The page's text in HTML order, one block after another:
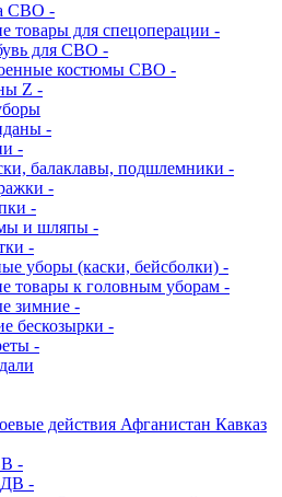
СВО -
товары для спецоперации -
для СВО -
костюмы СВО -
Z -
-
-
балаклавы, подшлемники -
-
-
и шляпы -
-
уборы (каски, бейсболки) -
товары к головным уборам -
зимние -
бескозырки -
-
действия Афганистан Кавказ
-
-